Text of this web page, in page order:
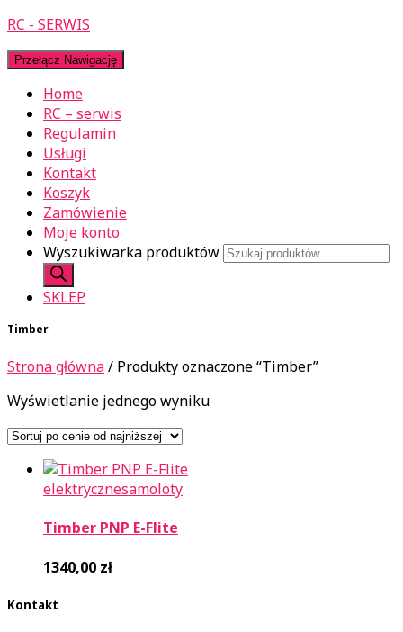
RC - SERWIS
Przełącz Nawigację
Home
RC – serwis
Regulamin
Usługi
Kontakt
Koszyk
Zamówienie
Moje konto
Wyszukiwarka produktów
SKLEP
Timber
Strona główna/ Produkty oznaczone “Timber”
Wyświetlanie jednego wyniku
elektrycznesamoloty
Timber PNP E-Flite
1340,00 zł
Kontakt